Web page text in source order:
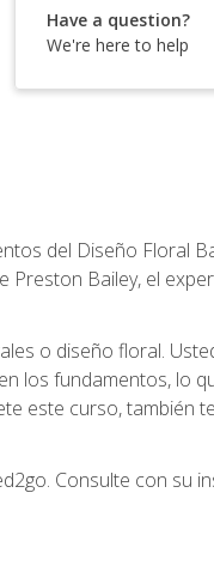
Have a question?
We're here to help
del Diseño Floral
Bailey, el
o diseño floral.
los fundamentos, lo
este curso, también
Consulte con su